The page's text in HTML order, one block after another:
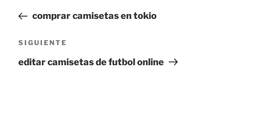
entradas
anterior:
comprar camisetas en tokio
Siguiente
entrada
SIGUIENTE
editar camisetas de futbol online